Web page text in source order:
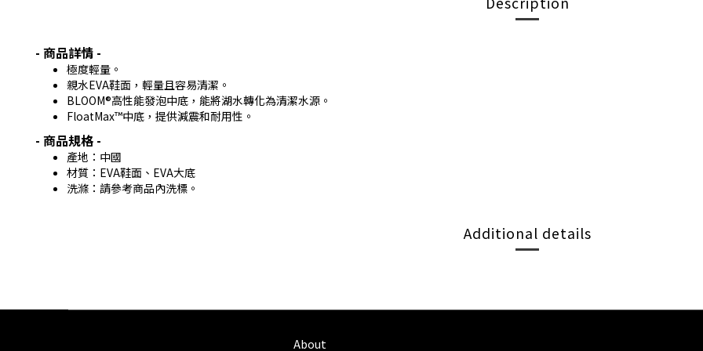
- 商品詳情 -
極度輕量。
親水EVA鞋面，輕量且容易清潔 。
BLOOM®高性能發泡中底，能將湖水轉化為清潔水源 。
FloatMax™中底，提供減震和耐用性。
- 商品規格 -
產地：中國
材質：EVA鞋面、EVA大底
洗滌：請參考商品內洗標。
Additional details
About